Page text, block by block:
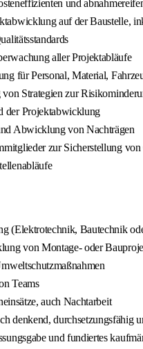
und
auf der Baustelle,
aller Projektabläufe
für Personal, Material,
Strategien zur
der Projektabwicklung
Abwicklung von Nachträgen
zur Sicherstellung
(Elektrotechnik, Bautechnik
von Montage- oder
Teams
auch Nachtarbeit
denkend, durchsetzungsfähig
und fundiertes